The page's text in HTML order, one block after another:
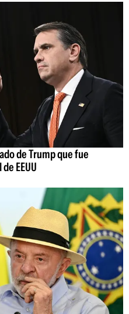
de Trump que fue
EEUU